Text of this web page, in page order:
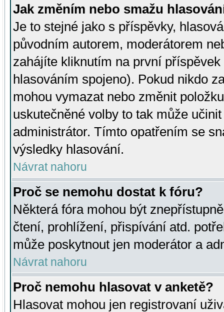
Jak změním nebo smažu
Je to stejné jako s příspěvky,
původním autorem, moderátorem
zahájíte kliknutím na první
hlasováním spojeno). Pokud nikdo
mohou vymazat nebo změnit
uskutečněné volby to tak může
administrátor. Tímto opatřením se
výsledky hlasování.
Návrat nahoru
Proč se nemohu dostat k fóru?
Některá fóra mohou být
čtení, prohlížení, přispívání atd.
může poskytnout jen moderátor a
Návrat nahoru
Proč nemohu hlasovat v anketě?
Hlasovat mohou jen registrovaní